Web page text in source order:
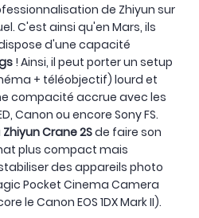
de Zhiyun sur
C'est ainsi qu'en Mars, ils
d'une capacité
! Ainsi, il peut porter un setup
+ téléobjectif) lourd et
compacité accrue avec les
Canon ou encore Sony FS.
Zhiyun Crane 2Sde faire son
plus compact mais
des appareils photo
Pocket Cinema Camera
le Canon EOS 1DX Mark II).